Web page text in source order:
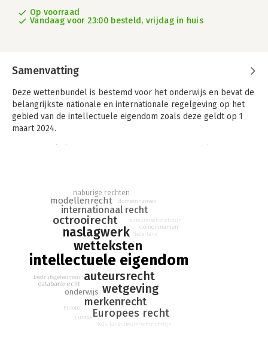
Op voorraad
Vandaag voor 23:00 besteld, vrijdag in huis
Samenvatting
Deze wettenbundel is bestemd voor het onderwijs en bevat de
belangrijkste nationale en internationale regelgeving op het
gebied van de intellectuele eigendom zoals deze geldt op 1
maart 2024.
intellectuele eigendom
wetteksten
auteursrecht
naslagwerk
wetgeving
merkenrecht
octrooirecht
Europees recht
internationaal recht
onderwijs
modellenrecht
naburige rechten
databankrecht
bedrijfsgeheimen
domeinnamen
auteursrechtrichtlijn
Nederland
Europa
domeinnamen
auteursrechtrichtlijn
Nederland
Europa